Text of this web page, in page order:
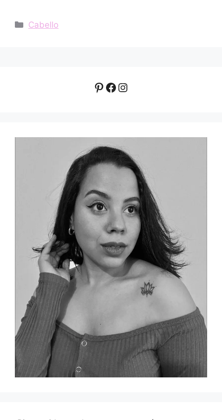
Categorías
Cabello
Pinterest
Facebook
Instagram